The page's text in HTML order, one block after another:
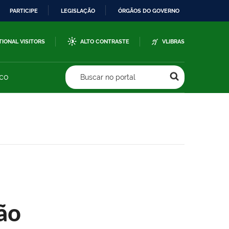
PARTICIPE LEGISLAÇÃO ÓRGÃOS DO GOVERNO
VISITORS ALTO CONTRASTE VLIBRAS
Buscar no portal